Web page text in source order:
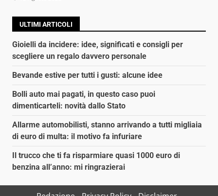
ULTIMI ARTICOLI
Gioielli da incidere: idee, significati e consigli per
scegliere un regalo davvero personale
Bevande estive per tutti i gusti: alcune idee
Bolli auto mai pagati, in questo caso puoi
dimenticarteli: novità dallo Stato
Allarme automobilisti, stanno arrivando a tutti migliaia
di euro di multa: il motivo fa infuriare
Il trucco che ti fa risparmiare quasi 1000 euro di
benzina all’anno: mi ringrazierai